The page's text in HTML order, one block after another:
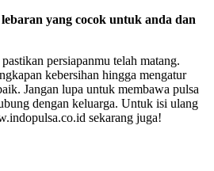
yang cocok untuk anda dan
persiapanmu telah matang.
kebersihan hingga mengatur
Jangan lupa untuk membawa pulsa
dengan keluarga. Untuk isi ulang
sekarang juga!